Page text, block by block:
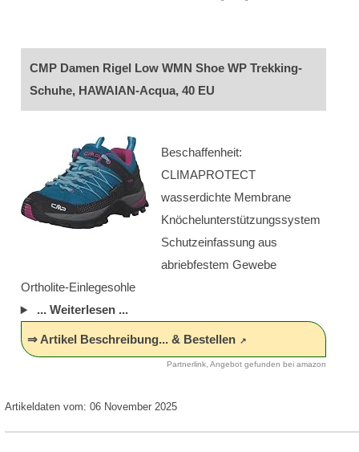
CMP Damen Rigel Low WMN Shoe WP Trekking-
Schuhe, HAWAIAN-Acqua, 40 EU
Beschaffenheit:
CLIMAPROTECT
wasserdichte Membrane
Knöchelunterstützungssystem
Schutzeinfassung aus
abriebfestem Gewebe
Ortholite-Einlegesohle
... Weiterlesen ...
⇒ Artikel Beschreibung... & Bestellen
Partnerlink, Angebot gefunden bei amazon
Artikeldaten vom: 06 November 2025